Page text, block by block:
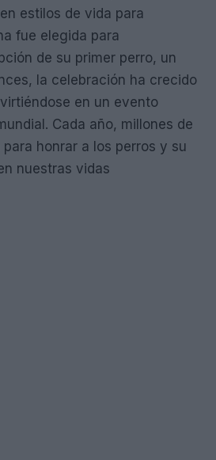
estilos de vida para
fue elegida para
de su primer perro, un
la celebración ha crecido
en un evento
Cada año, millones de
honrar a los perros y su
nuestras vidas